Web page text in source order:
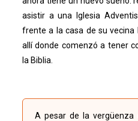
asistir a una Iglesia
frente a la casa de su vecina
allí donde comenzó a tener
la Biblia.
A pesar de la vergüenza